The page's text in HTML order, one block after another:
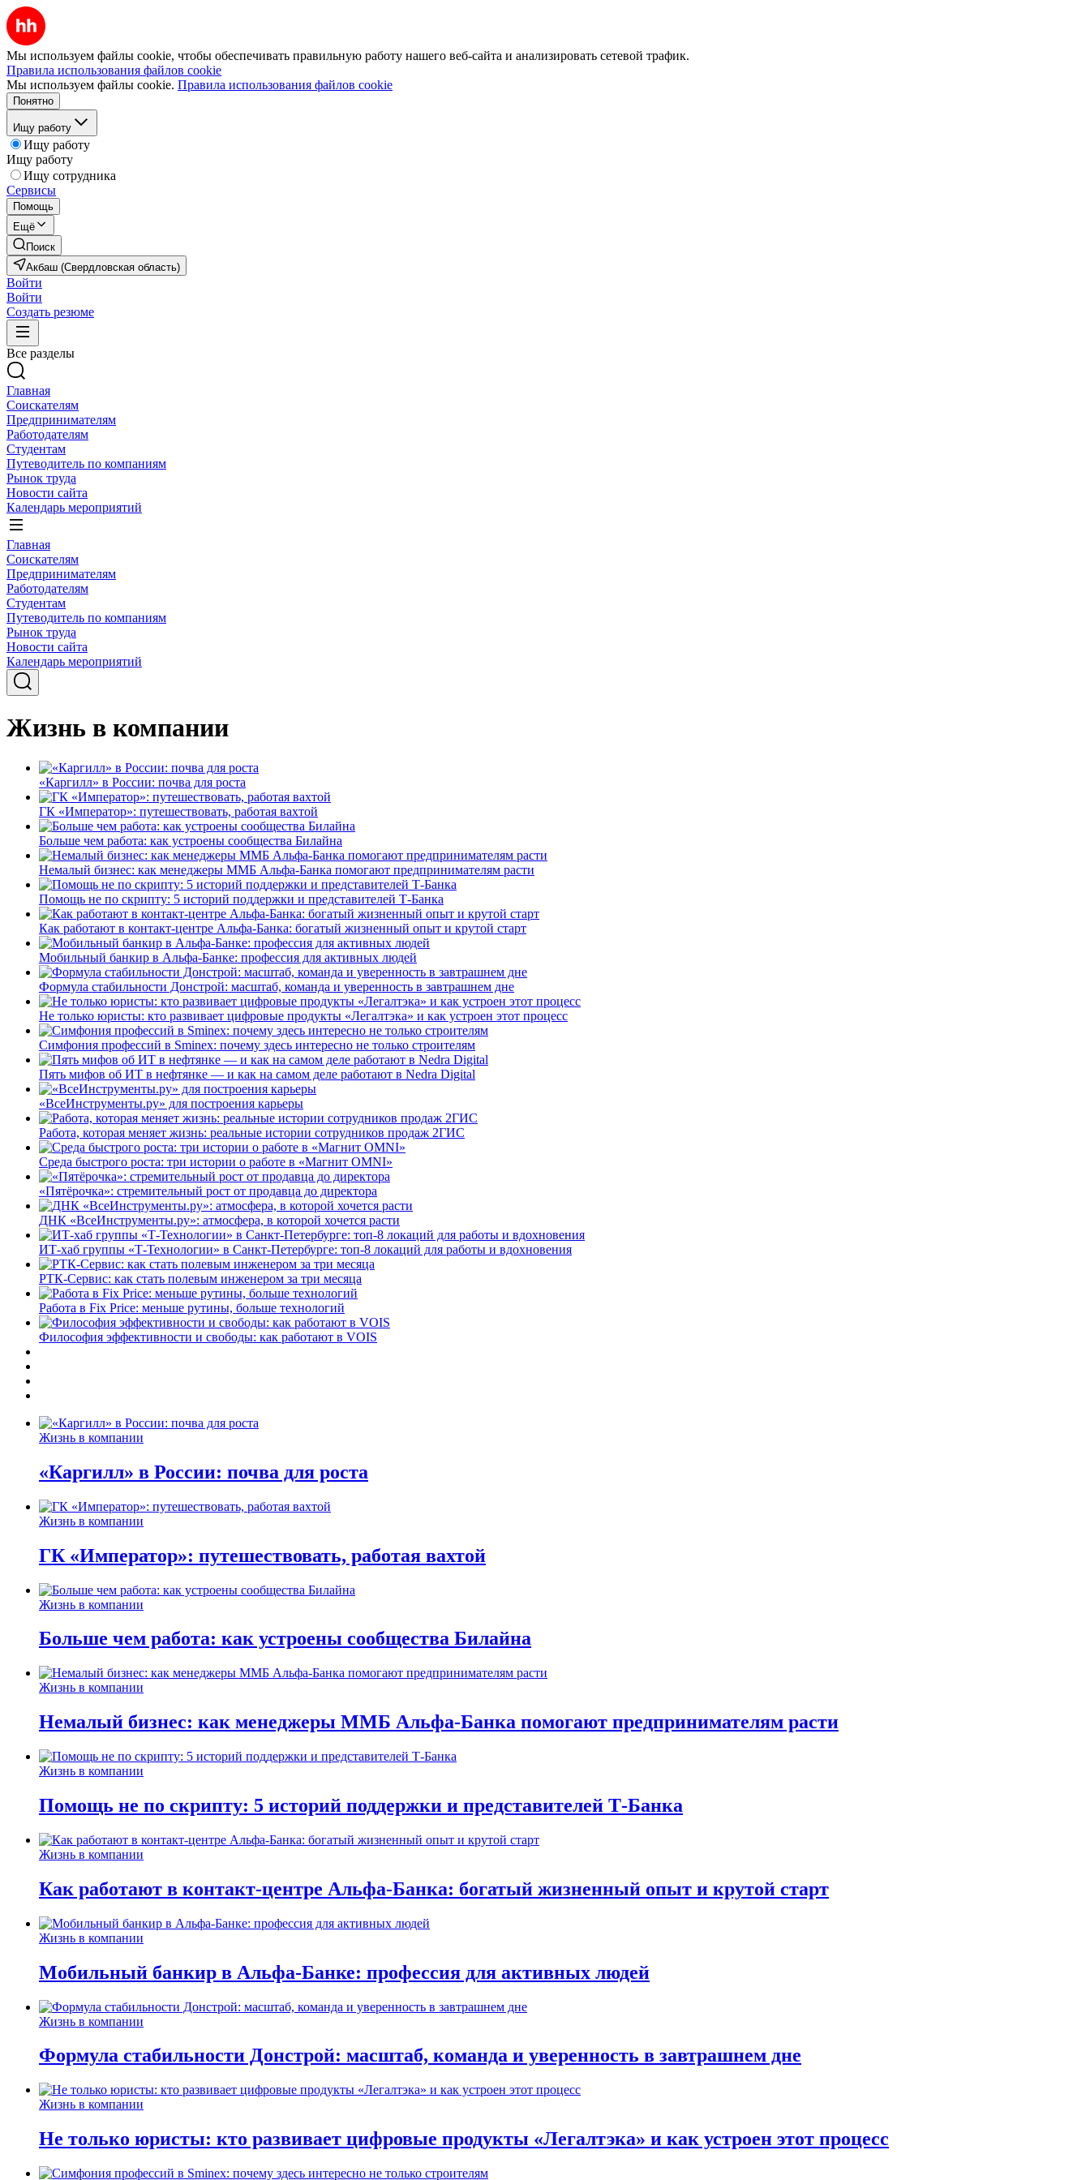
Мы используем файлы cookie, чтобы обеспечивать правильную работу нашего веб-сайта и анализировать сетевой трафик.
Правила использования файлов cookie
Мы используем файлы cookie. Правила использования файлов cookie
Понятно
Ищу работу
Ищу работу
Ищу работу
Ищу сотрудника
Сервисы
Помощь
Ещё
Поиск
Акбаш (Свердловская область)
Войти
Войти
Создать резюме
Все разделы
Главная
Соискателям
Предпринимателям
Работодателям
Студентам
Путеводитель по компаниям
Рынок труда
Новости сайта
Календарь мероприятий
Главная
Соискателям
Предпринимателям
Работодателям
Студентам
Путеводитель по компаниям
Рынок труда
Новости сайта
Календарь мероприятий
Жизнь в компании
«Каргилл» в России: почва для роста
ГК «Император»: путешествовать, работая вахтой
Больше чем работа: как устроены сообщества Билайна
Немалый бизнес: как менеджеры ММБ Альфа-Банка помогают предпринимателям расти
Помощь не по скрипту: 5 историй поддержки и представителей Т-Банка
Как работают в контакт-центре Альфа-Банка: богатый жизненный опыт и крутой старт
Мобильный банкир в Альфа-Банке: профессия для активных людей
Формула стабильности Донстрой: масштаб, команда и уверенность в завтрашнем дне
Не только юристы: кто развивает цифровые продукты «Легалтэка» и как устроен этот процесс
Симфония профессий в Sminex: почему здесь интересно не только строителям
Пять мифов об ИТ в нефтянке — и как на самом деле работают в Nedra Digital
«ВсеИнструменты.ру» для построения карьеры
Работа, которая меняет жизнь: реальные истории сотрудников продаж 2ГИС
Среда быстрого роста: три истории о работе в «Магнит OMNI»
«Пятёрочка»: стремительный рост от продавца до директора
ДНК «ВсеИнструменты.ру»: атмосфера, в которой хочется расти
ИТ-хаб группы «Т-Технологии» в Санкт-Петербурге: топ-8 локаций для работы и вдохновения
РТК-Сервис: как стать полевым инженером за три месяца
Работа в Fix Price: меньше рутины, больше технологий
Философия эффективности и свободы: как работают в VOIS
Жизнь в компании
«Каргилл» в России: почва для роста
Жизнь в компании
ГК «Император»: путешествовать, работая вахтой
Жизнь в компании
Больше чем работа: как устроены сообщества Билайна
Жизнь в компании
Немалый бизнес: как менеджеры ММБ Альфа-Банка помогают предпринимателям расти
Жизнь в компании
Помощь не по скрипту: 5 историй поддержки и представителей Т-Банка
Жизнь в компании
Как работают в контакт-центре Альфа-Банка: богатый жизненный опыт и крутой старт
Жизнь в компании
Мобильный банкир в Альфа-Банке: профессия для активных людей
Жизнь в компании
Формула стабильности Донстрой: масштаб, команда и уверенность в завтрашнем дне
Жизнь в компании
Не только юристы: кто развивает цифровые продукты «Легалтэка» и как устроен этот процесс